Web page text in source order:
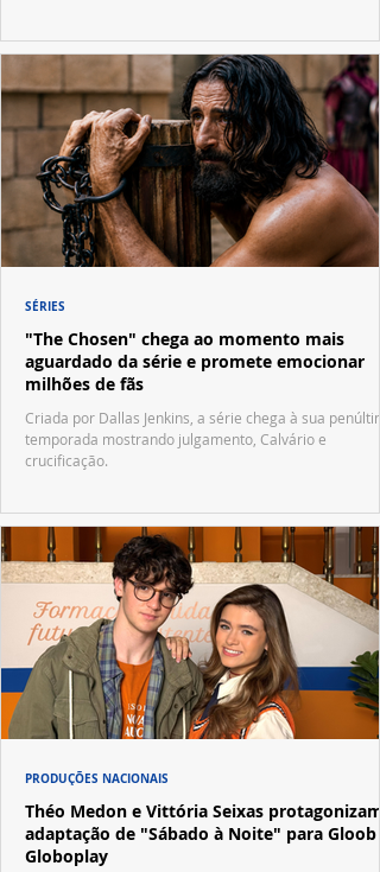
"The Chosen" chega ao momento mais
aguardado da série e promete emocionar
milhões de fãs
Criada por Dallas Jenkins, a série chega à sua
temporada mostrando julgamento, Calvário e
crucificação.
SÉRIES
Théo Medon e Vittória Seixas protagonizam
adaptação de "Sábado à Noite" para Gloob e
Globoplay
PRODUÇÕES NACIONAIS